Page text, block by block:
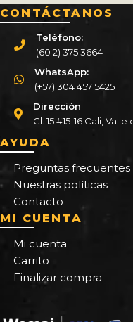
CONTÁCTANOS
Teléfono:
(60 2) 375 3664
WhatsApp:
(+57) 304 457 5425
Dirección
Cl. 15 #15-16 Cali,
AYUDA
Preguntas frecuentes
Nuestras políticas
Contacto
MI CUENTA
Mi cuenta
Carrito
Finalizar compra